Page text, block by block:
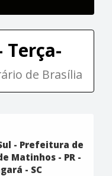
Terça-
de Brasília
- Prefeitura de
Matinhos - PR -
- SC